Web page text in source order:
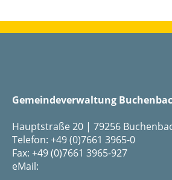
Gemeindeverwaltung
Hauptstraße 20 | 79256
Telefon: +49 (0)7661 3965-0
Fax: +49 (0)7661 3965-927
eMail: